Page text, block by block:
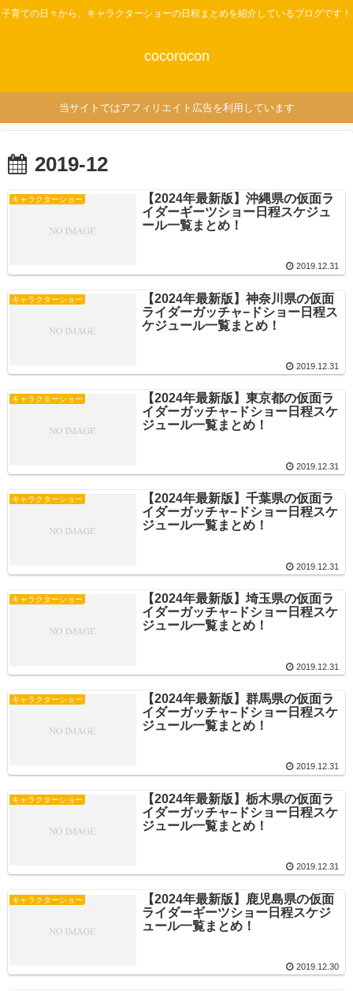
子育ての日々から、キャラクターショーの日程まとめを紹介しているブログです！
cocorocon
当サイトではアフィリエイト広告を利用しています
2019-12
キャラクターショー
【2024年最新版】沖縄県の仮面ラ
イダーギーツショー日程スケジュ
ール一覧まとめ！
2019.12.31
キャラクターショー
【2024年最新版】神奈川県の仮面
ライダーガッチャ−ドショー日程ス
ケジュール一覧まとめ！
2019.12.31
キャラクターショー
【2024年最新版】東京都の仮面ラ
イダーガッチャ−ドショー日程スケ
ジュール一覧まとめ！
2019.12.31
キャラクターショー
【2024年最新版】千葉県の仮面ラ
イダーガッチャ−ドショー日程スケ
ジュール一覧まとめ！
2019.12.31
キャラクターショー
【2024年最新版】埼玉県の仮面ラ
イダーガッチャ−ドショー日程スケ
ジュール一覧まとめ！
2019.12.31
キャラクターショー
【2024年最新版】群馬県の仮面ラ
イダーガッチャ−ドショー日程スケ
ジュール一覧まとめ！
2019.12.31
キャラクターショー
【2024年最新版】栃木県の仮面ラ
イダーガッチャ−ドショー日程スケ
ジュール一覧まとめ！
2019.12.31
キャラクターショー
【2024年最新版】鹿児島県の仮面
ライダーギーツショー日程スケジ
ュール一覧まとめ！
2019.12.30